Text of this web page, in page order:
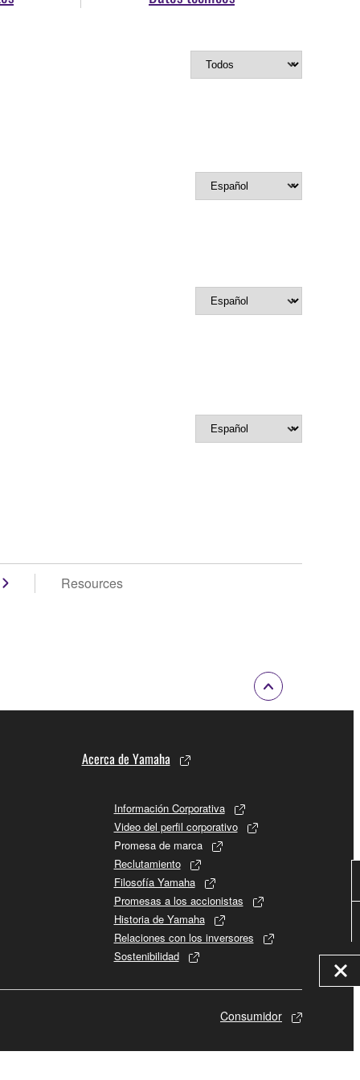
Resources
Acerca de Yamaha
Información Corporativa
Video del perfil corporativo
Promesa de marca
Reclutamiento
Filosofía Yamaha
Promesas a los accionistas
Historia de Yamaha
Relaciones con los inversores
Sostenibilidad
Consumidor